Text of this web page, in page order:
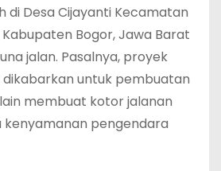
di Desa Cijayanti Kecamatan
Bogor, Jawa Barat
jalan. Pasalnya, proyek
untuk pembuatan
membuat kotor jalanan
kenyamanan pengendara